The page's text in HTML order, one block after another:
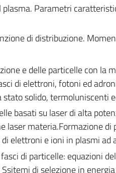
plasma. Parametri
di distribuzione.
e delle particelle con la
di elettroni, fotoni ed
solido, termoluniscenti
basati su laser di alta
laser materia.Formazione
elettroni e ioni in plasmi ad
di particelle: equazioni
di selezione in